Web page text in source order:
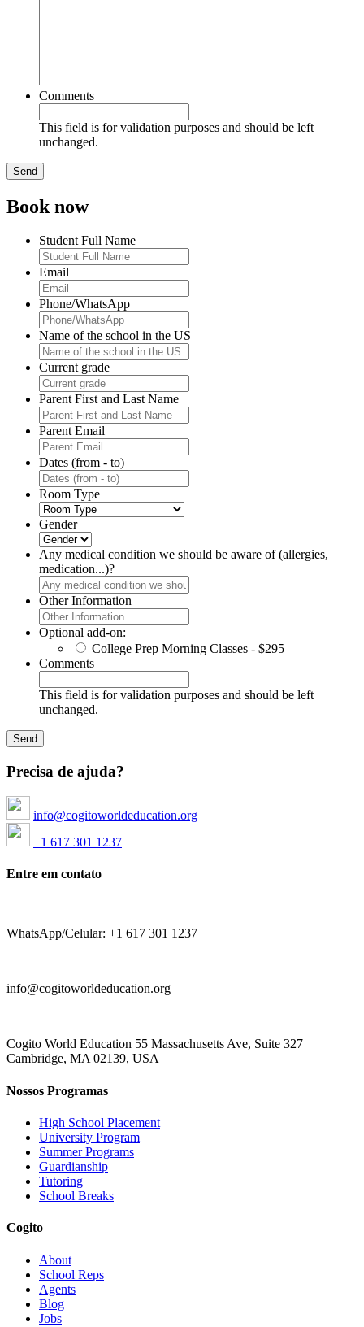
Comments
This field is for validation purposes and should be left
unchanged.
Book now
Student Full Name
Email
Phone/WhatsApp
Name of the school in the US
Current grade
Parent First and Last Name
Parent Email
Dates (from - to)
Room Type
Gender
Any medical condition we should be aware of (allergies,
medication...)?
Other Information
Optional add-on:
College Prep Morning Classes - $295
Comments
This field is for validation purposes and should be left
unchanged.
Precisa de ajuda?
info@cogitoworldeducation.org
+1 617 301 1237
Entre em contato
WhatsApp/Celular: +1 617 301 1237
info@cogitoworldeducation.org
Cogito World Education 55 Massachusetts Ave, Suite 327
Cambridge, MA 02139, USA
Nossos Programas
High School Placement
University Program
Summer Programs
Guardianship
Tutoring
School Breaks
Cogito
About
School Reps
Agents
Blog
Jobs